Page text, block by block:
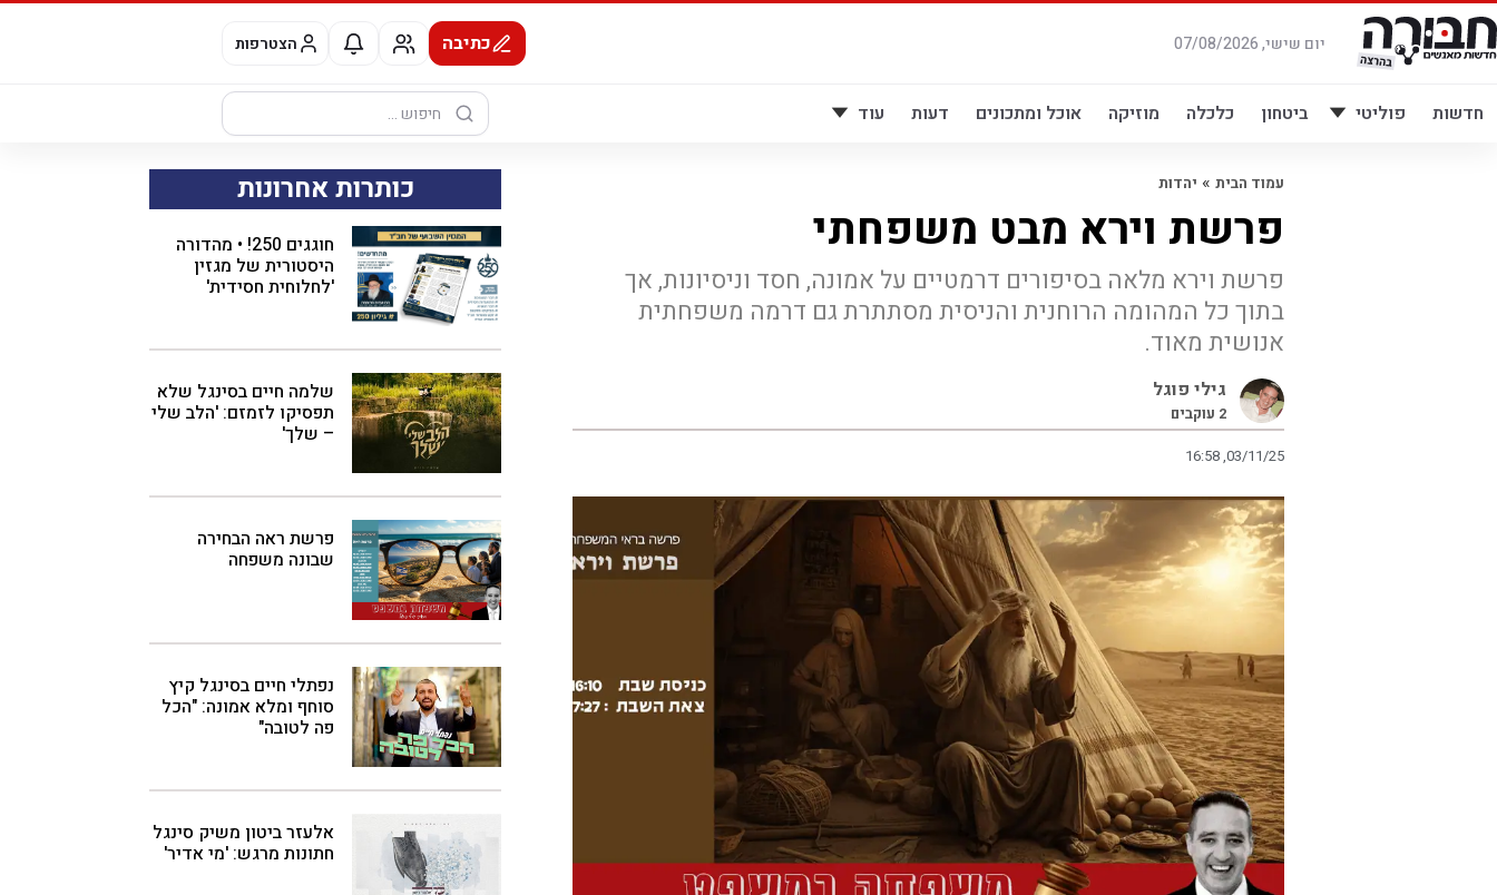
דלג
לתוכן
יום שישי, 07/08/2026 כתיבה הצטרפות
חדשות פוליטי ביטחון כלכלה מוזיקה אוכל ומתכונים דעות עוד
חיפוש:
עמוד הבית » יהדות
פרשת וירא מבט משפחתי
פרשת וירא מלאה בסיפורים דרמטיים על אמונה, חסד וניסיונות, אך
בתוך כל המהומה הרוחנית והניסית מסתתרת גם דרמה משפחתית
אנושית מאוד.
גילי פוגל
2 עוקבים
16:58 ,03/11/25
כותרות אחרונות
חוגגים 250! • מהדורה
היסטורית של מגזין
'לחלוחית חסידית'
שלמה חיים בסינגל שלא
תפסיקו לזמזם: 'הלב שלי
– שלך'
פרשת ראה הבחירה
שבונה משפחה
נפתלי חיים בסינגל קיץ
סוחף ומלא אמונה: "הכל
פה לטובה"
אלעזר ביטון משיק סינגל
חתונות מרגש: 'מי אדיר'